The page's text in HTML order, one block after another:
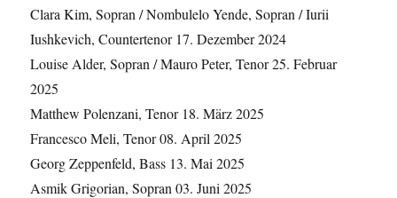
Clara Kim, Sopran / Nombulelo Yende, Sopran / Iurii
Iushkevich, Countertenor 17. Dezember 2024
Louise Alder, Sopran / Mauro Peter, Tenor 25. Februar
2025
Matthew Polenzani, Tenor 18. März 2025
Francesco Meli, Tenor 08. April 2025
Georg Zeppenfeld, Bass 13. Mai 2025
Asmik Grigorian, Sopran 03. Juni 2025